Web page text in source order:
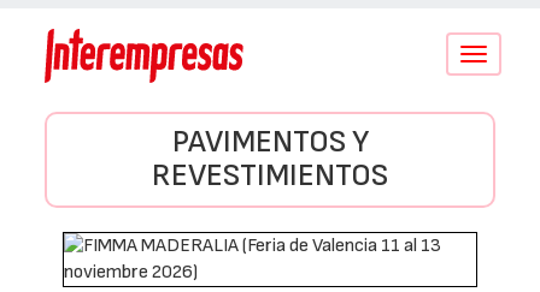
Conmutar
PAVIMENTOS Y
REVESTIMIENTOS